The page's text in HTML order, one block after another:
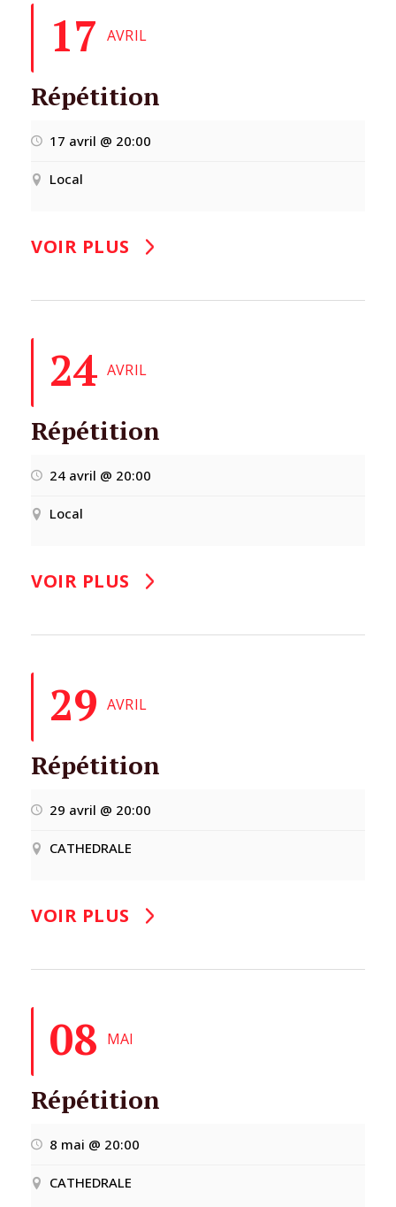
17 AVRIL
Répétition
17 avril @ 20:00
Local
VOIR PLUS
24 AVRIL
Répétition
24 avril @ 20:00
Local
VOIR PLUS
29 AVRIL
Répétition
29 avril @ 20:00
CATHEDRALE
VOIR PLUS
08 MAI
Répétition
8 mai @ 20:00
CATHEDRALE